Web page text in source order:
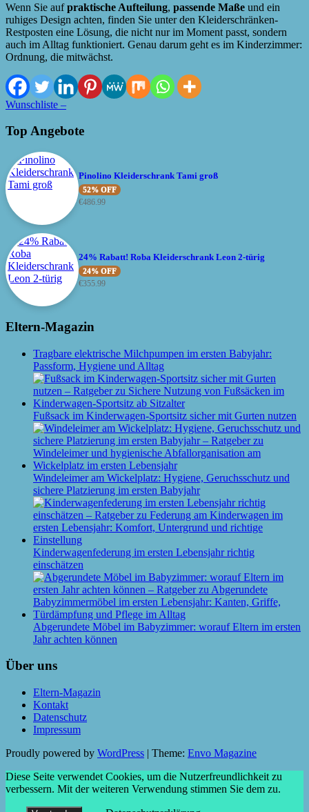
Wenn Sie aufpraktische Aufteilung, passende Maße und ein
ruhiges Design achten, finden Sie unter den Kleiderschränken-
Restposten eine Lösung, die nicht nur im Moment passt, sondern
auch im Alltag funktioniert. Genau darum geht es im Kinderzimmer:
Ordnung, die mitwächst.
Wunschliste –
Top Angebote
Pinolino Kleiderschrank Tami groß
52% OFF
€486.99
24% Rabatt! Roba Kleiderschrank Leon 2-türig
24% OFF
€355.99
Eltern-Magazin
Tragbare elektrische Milchpumpen im ersten Babyjahr:
Passform, Hygiene und Alltag
Fußsack im Kinderwagen-Sportsitz sicher mit Gurten nutzen
Windeleimer am Wickelplatz: Hygiene, Geruchsschutz und
sichere Platzierung im ersten Babyjahr
Kinderwagenfederung im ersten Lebensjahr richtig
einschätzen
Abgerundete Möbel im Babyzimmer: worauf Eltern im ersten
Jahr achten können
Über uns
Eltern-Magazin
Kontakt
Datenschutz
Impressum
Proudly powered by WordPress | Theme: Envo Magazine
Diese Seite verwendet Cookies, um die Nutzerfreundlichkeit zu
verbessern. Mit der weiteren Verwendung stimmen Sie dem zu.